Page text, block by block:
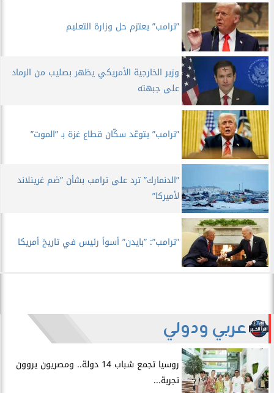
”ترامب” يعتزم حل وزارة التعليم
وزير الخارجية الأمريكي يظهر بصليب من الرماد
على جبهته
”ترامب” يتوعّد سكّان قطاع غزة بـ ”الموت”
”الدنمارك” ترد على ترامب بشأن ”ضم غرينلاند
لأميركا”
”ترامب”: ”بايدن” أسوأ رئيس في تاريخ أمريكا
عربي ودولي
روسيا تجمع شباب 14 دولة.. ومصريون يروون
تجربة...